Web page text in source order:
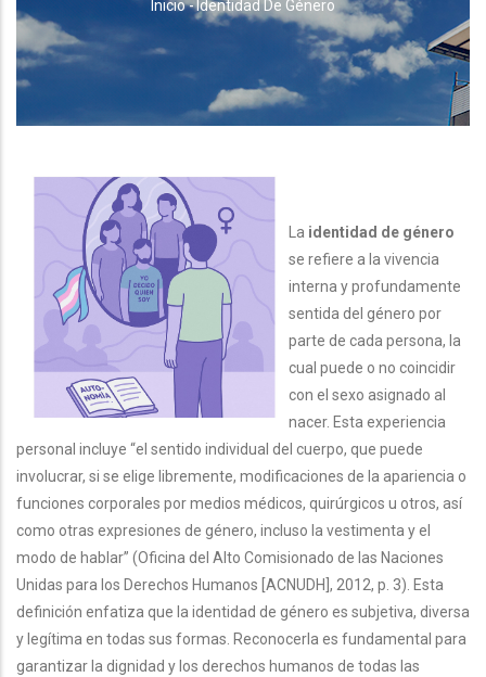
RUTA
DE
NAVEGACIÓN
Inicio-Identidad De Género
La identidad de género
se refiere a la vivencia
interna y profundamente
sentida del género por
parte de cada persona, la
cual puede o no coincidir
con el sexo asignado al
nacer. Esta experiencia
personal incluye “el sentido individual del cuerpo, que puede
involucrar, si se elige libremente, modificaciones de la apariencia o
funciones corporales por medios médicos, quirúrgicos u otros, así
como otras expresiones de género, incluso la vestimenta y el
modo de hablar” (Oficina del Alto Comisionado de las Naciones
Unidas para los Derechos Humanos [ACNUDH], 2012, p. 3). Esta
definición enfatiza que la identidad de género es subjetiva, diversa
y legítima en todas sus formas. Reconocerla es fundamental para
garantizar la dignidad y los derechos humanos de todas las